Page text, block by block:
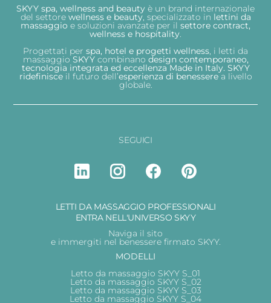
SKYY spa, wellness and beauty è un brand internazionale
del settore wellness e beauty, specializzato in lettini da
massaggio e soluzioni avanzate per il settore contract,
wellness e hospitality
Progettati per spa, hotel e progetti wellness , i letti da
massaggioSKYYcombinano design contemporaneo,
tecnologia integrata ed eccellenza Made in Italy. SKYY
ridefinisceil futuro dell’esperienza di benesserea livello
globale.
SEGUICI
LETTI DA MASSAGGIO PROFESSIONALI
ENTRA NELL'UNIVERSO SKYY
Naviga il sito
e immergiti nel benessere firmato SKYY.
MODELLI
Letto da massaggio SKYY S_01
Letto da massaggio SKYY S_02
Letto da massaggio SKYY S_03
Letto da massaggio SKYY S_04